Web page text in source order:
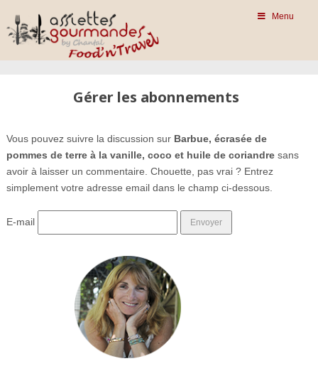
Menu
Gérer les abonnements
Vous pouvez suivre la discussion sur Barbue, écrasée de
pommes de terre à la vanille, coco et huile de coriandresans
avoir à laisser un commentaire. Chouette, pas vrai ? Entrez
simplement votre adresse email dans le champ ci-dessous.
E-mail